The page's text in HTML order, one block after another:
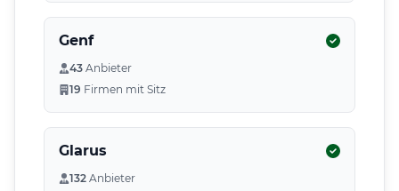
Genf
43 Anbieter
19 Firmen mit Sitz
Glarus
132 Anbieter